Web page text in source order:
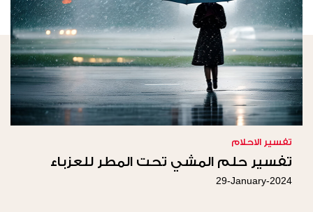
تفسير الاحلام
تفسير حلم المشي تحت المطر للعزباء
29-January-2024